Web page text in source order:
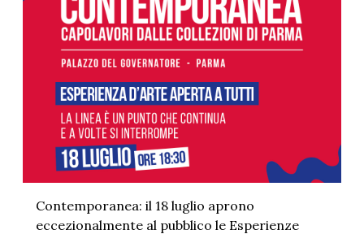
Contemporanea: il 18 luglio aprono
eccezionalmente al pubblico le Esperienze